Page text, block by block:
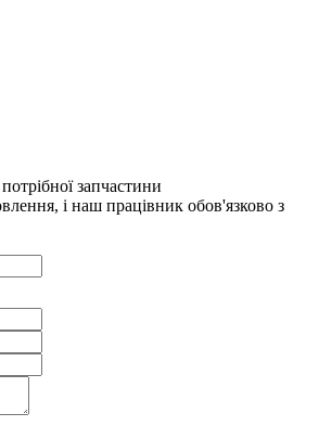
запчастини
і наш працівник обов'язково з